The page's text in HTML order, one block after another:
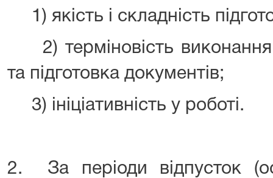
1) якість і складність
2) терміновість
та підготовка документів;
3) ініціативність у роботі.
2. За періоди відпусток